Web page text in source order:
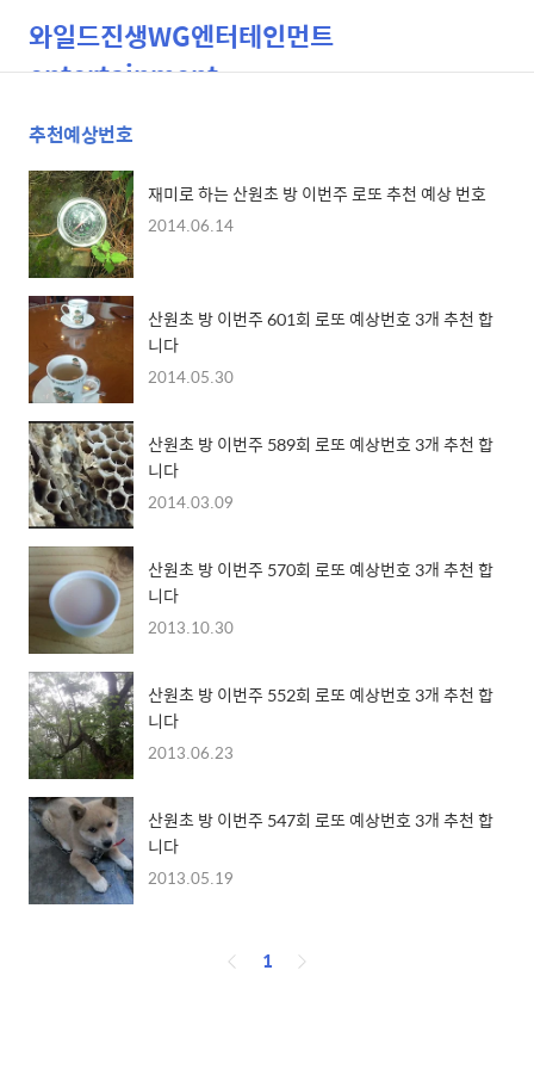
와일드진생WG엔터테인먼트
entertainment
추천예상번호
재미로 하는 산원초 방 이번주 로또 추천 예상 번호
2014.06.14
산원초 방 이번주 601회 로또 예상번호 3개 추천 합
니다
2014.05.30
산원초 방 이번주 589회 로또 예상번호 3개 추천 합
니다
2014.03.09
산원초 방 이번주 570회 로또 예상번호 3개 추천 합
니다
2013.10.30
산원초 방 이번주 552회 로또 예상번호 3개 추천 합
니다
2013.06.23
산원초 방 이번주 547회 로또 예상번호 3개 추천 합
니다
2013.05.19
페
1